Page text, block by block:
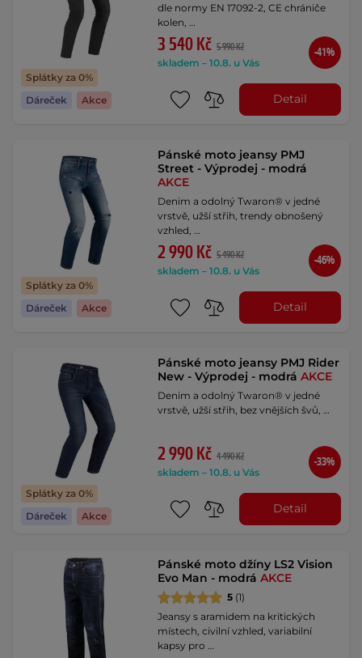
Splátky za 0%
Dáreček
Akce
dle normy EN 17092-2, CE chrániče
kolen, …
3 540 Kč 5 990 Kč
skladem – 10.8. u Vás
-41%
Detail
Splátky za 0%
Dáreček
Akce
Pánské moto jeansy PMJ
Street - Výprodej - modrá
AKCE
Denim a odolný Twaron® v jedné
vrstvě, užší střih, trendy obnošený
vzhled, …
2 990 Kč 5 490 Kč
skladem – 10.8. u Vás
-46%
Detail
Splátky za 0%
Dáreček
Akce
Pánské moto jeansy PMJ Rider
New - Výprodej - modráAKCE
Denim a odolný Twaron® v jedné
vrstvě, užší střih, bez vnějších švů, …
2 990 Kč 4 490 Kč
skladem – 10.8. u Vás
-33%
Detail
Pánské moto džíny LS2 Vision
Evo Man - modráAKCE
5 (1)
Jeansy s aramidem na kritických
místech, civilní vzhled, variabilní
kapsy pro …